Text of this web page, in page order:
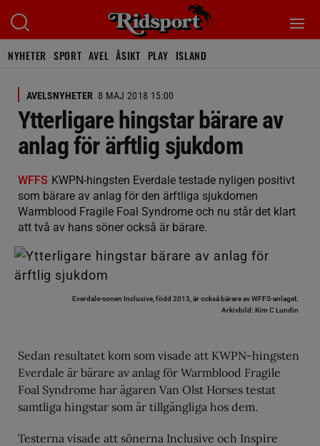
NYHETER SPORT AVEL ÅSIKT PLAY ISLAND
AVELSNYHETER 8 MAJ 2018 15:00
Ytterligare hingstar bärare av
anlag för ärftlig sjukdom
WFFS KWPN-hingsten Everdale testade nyligen positivt
som bärare av anlag för den ärftliga sjukdomen
Warmblood Fragile Foal Syndrome och nu står det klart
att två av hans söner också är bärare.
Everdale-sonen Inclusive, född 2013, är också bärare av WFFS-anlaget.
Arkivbild: Kim C Lundin
Sedan resultatet kom som visade att KWPN-hingsten
Everdale är bärare av anlag för Warmblood Fragile
Foal Syndrome har ägaren Van Olst Horses testat
samtliga hingstar som är tillgängliga hos dem.
Testerna visade att sönerna Inclusive och Inspire